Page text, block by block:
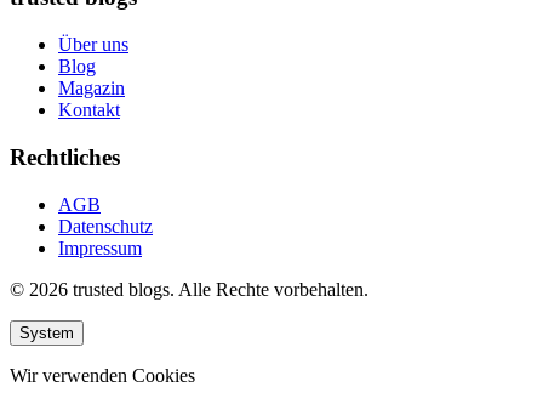
Über uns
Blog
Magazin
Kontakt
Rechtliches
AGB
Datenschutz
Impressum
© 2026 trusted blogs. Alle Rechte vorbehalten.
System
Wir verwenden Cookies